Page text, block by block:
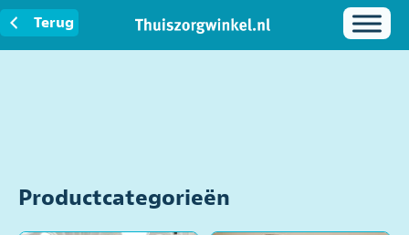
Terug
Productcategorieën